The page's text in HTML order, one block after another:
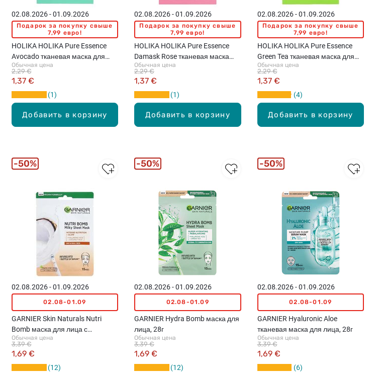
Добавить в корзину
02.08.2026 - 01.09.2026
Подарок за покупку свыше
7,99 евро!
HOLIKA HOLIKA Pure Essence
Avocado тканевая маска для
лица, 23мл
Обычная цена
1,37 €
2,29 €
1
Добавить в корзину
02.08.2026 - 01.09.2026
Подарок за покупку свыше
7,99 евро!
HOLIKA HOLIKA Pure Essence
Damask Rose тканевая маска
для лица, 23мл
Обычная цена
1,37 €
2,29 €
1
Добавить в корзину
02.08.2026 - 01.09.2026
Подарок за покупку свыше
7,99 евро!
HOLIKA HOLIKA Pure Essence
Green Tea тканевая маска для
лица, 23мл
Обычная цена
1,37 €
2,29 €
4
02.08.2026 - 01.09.2026
02.08-01.09
GARNIER Skin Naturals Nutri
Bomb маска для лица с
кокосовым молоком, 32г
Обычная цена
1,69 €
3,39 €
12
50%
02.08.2026 - 01.09.2026
02.08-01.09
GARNIER Hydra Bomb маска для
лица, 28г
Обычная цена
1,69 €
3,39 €
12
50%
02.08.2026 - 01.09.2026
02.08-01.09
GARNIER Hyaluronic Aloe
тканевая маска для лица, 28г
Обычная цена
1,69 €
3,39 €
6
50%